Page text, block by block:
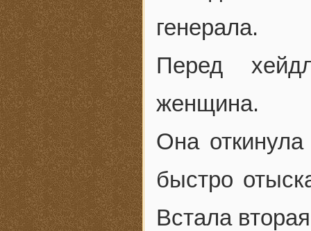
генерала.
Перед
женщина.
Она
быстро
Встала